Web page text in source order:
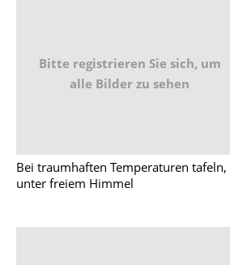
Bitte registrieren Sie sich, um
alle Bilder zu sehen
Bei traumhaften Temperaturen
unter freiem Himmel